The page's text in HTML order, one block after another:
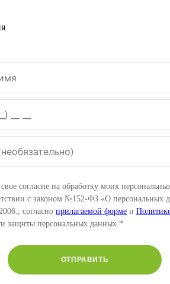
согласие на обработку моих
с законом №152-ФЗ «О персональных
согласно прилагаемой форме и
защиты персональных данных.*
ОТПРАВИТЬ